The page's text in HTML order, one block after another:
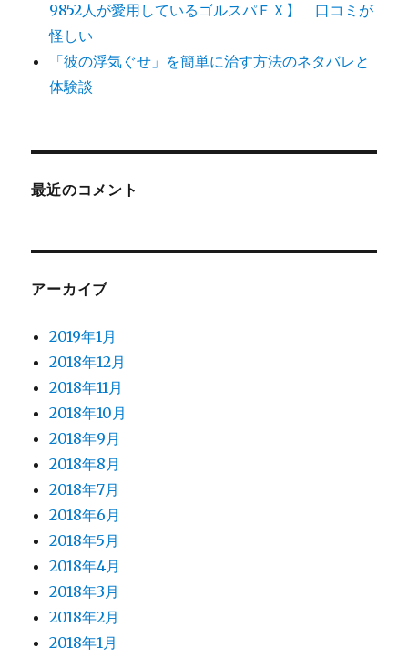
9852人が愛用しているゴルスパＦＸ】 口コミが
怪しい
「彼の浮気ぐせ」を簡単に治す方法のネタバレと
体験談
最近のコメント
アーカイブ
2019年1月
2018年12月
2018年11月
2018年10月
2018年9月
2018年8月
2018年7月
2018年6月
2018年5月
2018年4月
2018年3月
2018年2月
2018年1月